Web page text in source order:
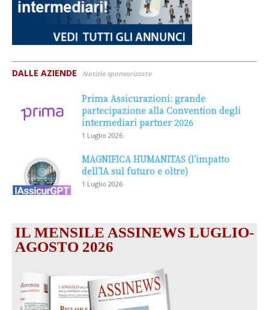
DALLE AZIENDE Notizie sponsorizzate
Prima Assicurazioni: grande
partecipazione alla Convention degli
intermediari partner 2026
1 Luglio 2026
MAGNIFICA HUMANITAS (l’impatto
dell’IA sul futuro e oltre)
1 Luglio 2026
IL MENSILE ASSINEWS LUGLIO-
AGOSTO 2026